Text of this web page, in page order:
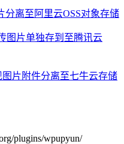
分离至阿里云OSS对象存储
图片单独存到至腾讯云
图片附件分离至七牛云存储
plugins/wpupyun/